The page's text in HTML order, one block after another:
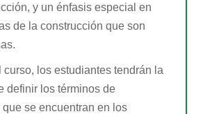
y un énfasis especial en
de la construcción que son
curso, los estudiantes tendrán la
definir los términos de
se encuentran en los